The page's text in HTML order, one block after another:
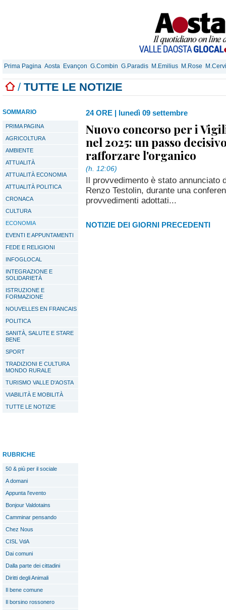
Prima Pagina Aosta Evançon G.Combin G.Paradis M.Emilius M.Rose
/ TUTTE LE NOTIZIE
SOMMARIO
PRIMA PAGINA
AGRICOLTURA
AMBIENTE
ATTUALITÀ
ATTUALITÀ ECONOMIA
ATTUALITÀ POLITICA
CRONACA
CULTURA
ECONOMIA
EVENTI E APPUNTAMENTI
FEDE E RELIGIONI
INFOGLOCAL
INTEGRAZIONE E
SOLIDARIETÀ
ISTRUZIONE E
FORMAZIONE
NOUVELLES EN FRANCAIS
POLITICA
SANITÀ, SALUTE E STARE
BENE
SPORT
TRADIZIONI E CULTURA
MONDO RURALE
TURISMO VALLE D'AOSTA
VIABILITÀ E MOBILITÀ
TUTTE LE NOTIZIE
RUBRICHE
50 & più per il sociale
A domani
Appunta l'evento
Bonjour Valdotains
Camminar pensando
Chez Nous
CISL VdA
Dai comuni
Dalla parte dei cittadini
Diritti degli Animali
Il bene comune
Il borsino rossonero
24 ORE | lunedì 09 settembre
Nuovo concorso per i
nel 2025: un passo
rafforzare l'organico
(h. 12:06)
Il provvedimento è stato annunciato
Renzo Testolin, durante una
provvedimenti adottati...
NOTIZIE DEI GIORNI PRECEDENTI